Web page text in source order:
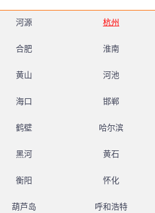
河源 杭州
合肥 淮南
黄山 河池
海口 邯郸
鹤壁 哈尔滨
黑河 黄石
衡阳 怀化
葫芦岛 呼和浩特